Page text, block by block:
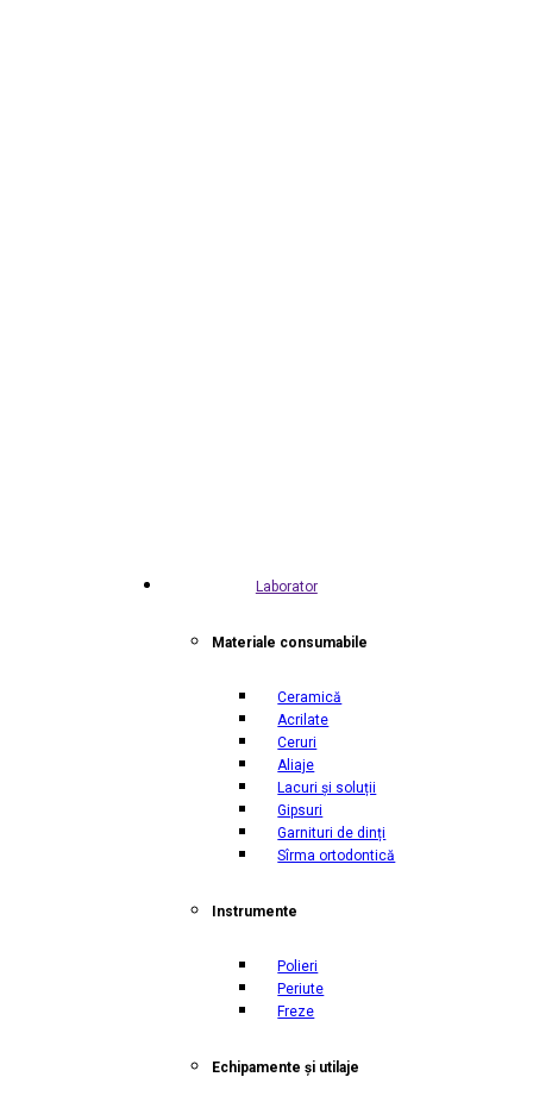
Laborator
Materiale consumabile
Ceramică
Acrilate
Ceruri
Aliaje
Lacuri și soluții
Gipsuri
Garnituri de dinți
Sîrma ortodontică
Instrumente
Polieri
Periute
Freze
Echipamente și utilaje